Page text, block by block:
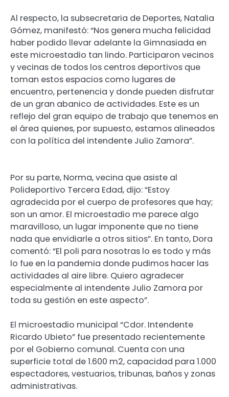
Al respecto, la subsecretaria de Deportes, Natalia
Gómez, manifestó: “Nos genera mucha felicidad
haber podido llevar adelante la Gimnasiada en
este microestadio tan lindo. Participaron vecinos
y vecinas de todos los centros deportivos que
toman estos espacios como lugares de
encuentro, pertenencia y donde pueden disfrutar
de un gran abanico de actividades. Este es un
reflejo del gran equipo de trabajo que tenemos en
el área quienes, por supuesto, estamos alineados
con la política del intendente Julio Zamora”.
Por su parte, Norma, vecina que asiste al
Polideportivo Tercera Edad, dijo: “Estoy
agradecida por el cuerpo de profesores que hay;
son un amor. El microestadio me parece algo
maravilloso, un lugar imponente que no tiene
nada que envidiarle a otros sitios”. En tanto, Dora
comentó: “El poli para nosotras lo es todo y más
lo fue en la pandemia donde pudimos hacer las
actividades al aire libre. Quiero agradecer
especialmente al intendente Julio Zamora por
toda su gestión en este aspecto”.
El microestadio municipal “Cdor. Intendente
Ricardo Ubieto” fue presentado recientemente
por el Gobierno comunal. Cuenta con una
superficie total de 1.600 m2, capacidad para 1.000
espectadores, vestuarios, tribunas, baños y zonas
administrativas.